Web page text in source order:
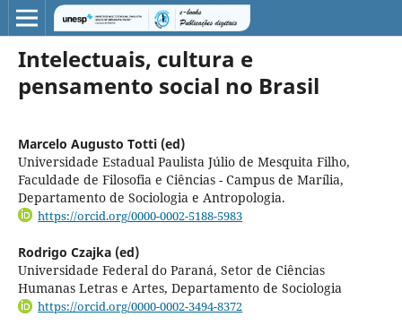
Intelectuais, cultura e
pensamento social no Brasil
Marcelo Augusto Totti (ed)
Universidade Estadual Paulista Júlio de Mesquita Filho,
Faculdade de Filosofia e Ciências - Campus de Marília,
Departamento de Sociologia e Antropologia.
https://orcid.org/0000-0002-5188-5983
Rodrigo Czajka (ed)
Universidade Federal do Paraná, Setor de Ciências
Humanas Letras e Artes, Departamento de Sociologia
https://orcid.org/0000-0002-3494-8372